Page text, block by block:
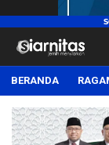
siarnitas
Jernih
BERANDA